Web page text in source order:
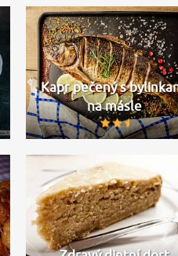
Kapr pečený s
na másle